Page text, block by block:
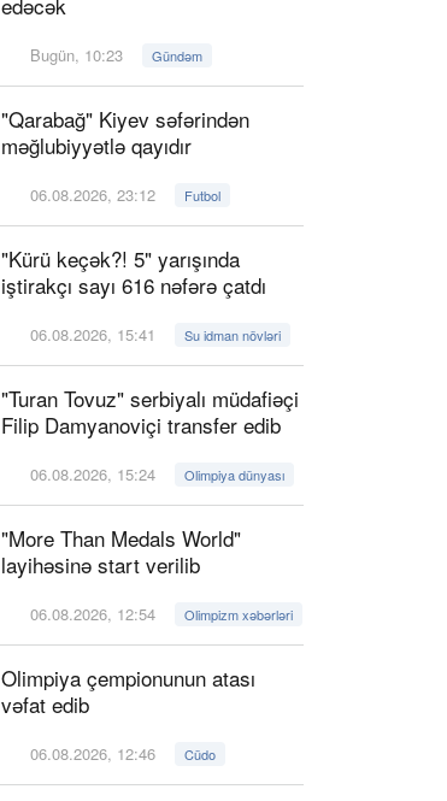
Bugün, 10:23 Gündəm
"Qarabağ" Kiyev səfərindən
məğlubiyyətlə qayıdır
06.08.2026, 23:12 Futbol
"Kürü keçək?! 5" yarışında
iştirakçı sayı 616 nəfərə çatdı
06.08.2026, 15:41 Su idman növləri
"Turan Tovuz" serbiyalı müdafiəçi
Filip Damyanoviçi transfer edib
06.08.2026, 15:24 Olimpiya dünyası
"More Than Medals World"
layihəsinə start verilib
06.08.2026, 12:54 Olimpizm xəbərləri
Olimpiya çempionunun atası
vəfat edib
06.08.2026, 12:46 Cüdo